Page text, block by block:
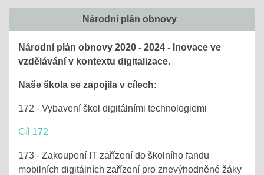
Národní plán obnovy
Národní plán obnovy 2020 - 2024 - Inovace ve
vzdělávání v kontextu digitalizace.
Naše škola se zapojila v cílech:
172 - Vybavení škol digitálními technologiemi
Cíl 172
173 - Zakoupení IT zařízení do školního fandu
mobilních digitálních zařízení pro znevýhodněné žáky